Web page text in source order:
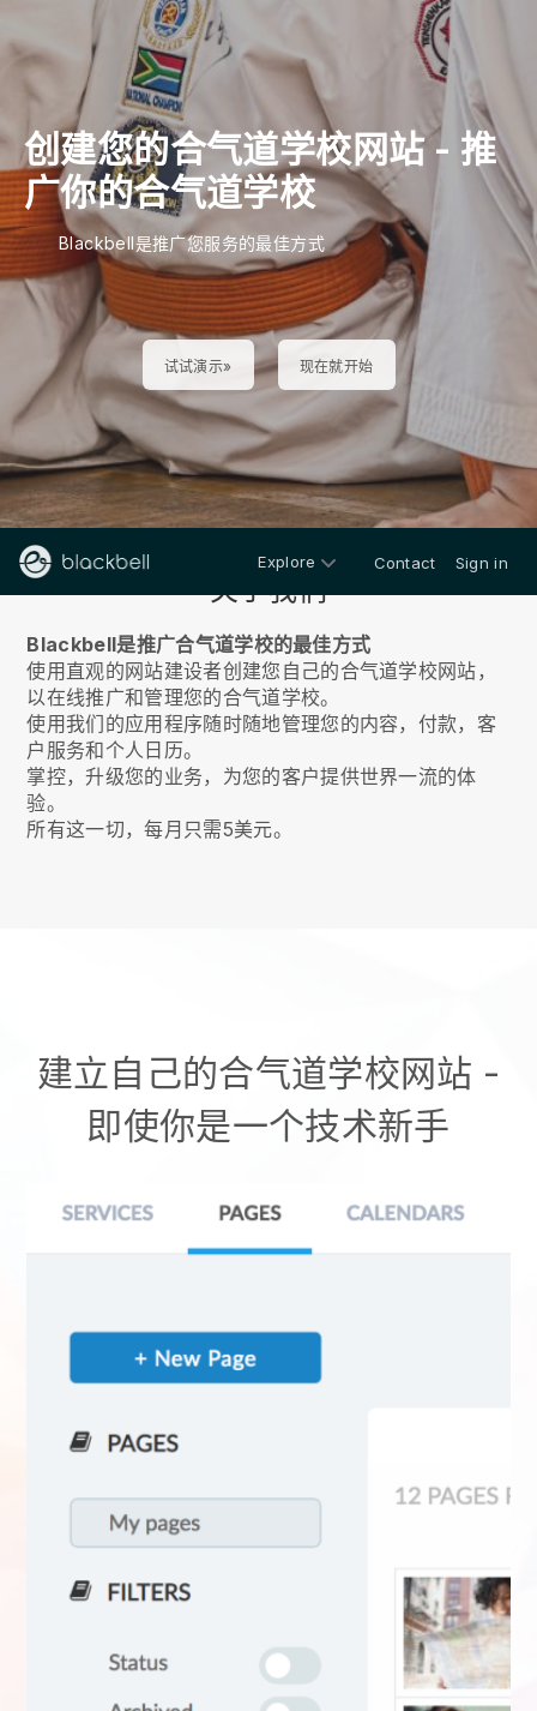
创建您的合气道学校网站- 推
广你的合气道学校
Blackbell是推广您服务的最佳方式
试试演示» 现在就开始
Explore Contact Sign in
关于我们
Blackbell是推广合气道学校的最佳方式
使用直观的网站建设者创建您自己的合气道学校网站，
以在线推广和管理您的合气道学校。
使用我们的应用程序随时随地管理您的内容，付款，客
户服务和个人日历。
掌控，升级您的业务，为您的客户提供世界一流的体
验。
所有这一切，每月只需5美元。
建立自己的合气道学校网站 -
即使你是一个技术新手